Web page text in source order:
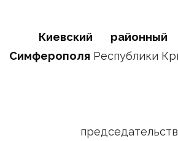
Киевский
Симферополя Республики